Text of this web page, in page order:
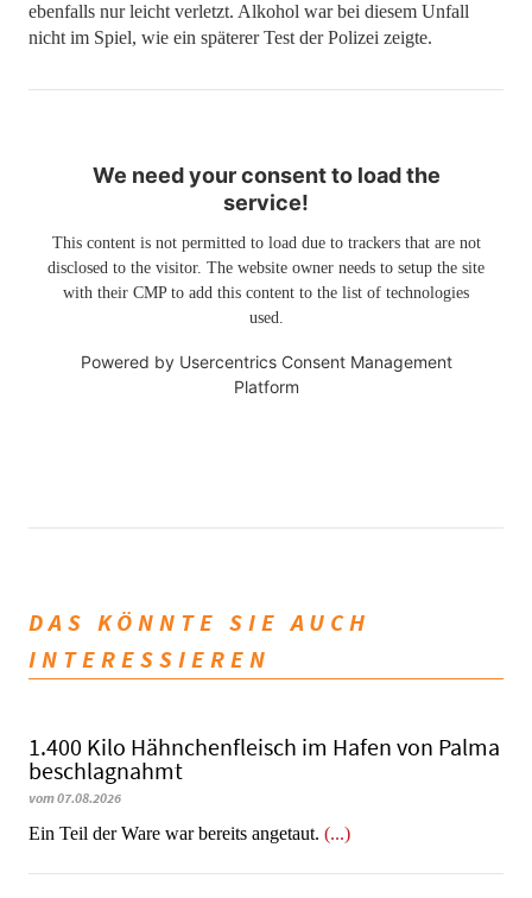
ebenfalls nur leicht verletzt. Alkohol war bei diesem Unfall
nicht im Spiel, wie ein späterer Test der Polizei zeigte.
We need your consent to load the
service!
This content is not permitted to load due to trackers that are not
disclosed to the visitor. The website owner needs to setup the site
with their CMP to add this content to the list of technologies
used.
Powered by Usercentrics Consent Management
Platform
DAS KÖNNTE SIE AUCH
INTERESSIEREN
1.400 Kilo Hähnchenfleisch im Hafen von Palma
beschlagnahmt
vom 07.08.2026
​​​​​​​Ein Teil der Ware war bereits angetaut. (...)